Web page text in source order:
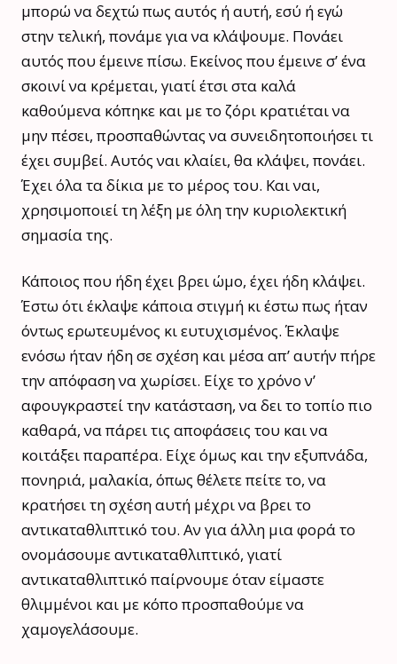
μπορώ να δεχτώ πως αυτός ή αυτή, εσύ ή εγώ
στην τελική, πονάμε για να κλάψουμε. Πονάει
αυτός που έμεινε πίσω. Εκείνος που έμεινε σ’ ένα
σκοινί να κρέμεται, γιατί έτσι στα καλά
καθούμενα κόπηκε και με το ζόρι κρατιέται να
μην πέσει, προσπαθώντας να συνειδητοποιήσει τι
έχει συμβεί. Αυτός ναι κλαίει, θα κλάψει, πονάει.
Έχει όλα τα δίκια με το μέρος του. Και ναι,
χρησιμοποιεί τη λέξη με όλη την κυριολεκτική
σημασία της.
Κάποιος που ήδη έχει βρει ώμο, έχει ήδη κλάψει.
Έστω ότι έκλαψε κάποια στιγμή κι έστω πως ήταν
όντως ερωτευμένος κι ευτυχισμένος. Έκλαψε
ενόσω ήταν ήδη σε σχέση και μέσα απ’ αυτήν πήρε
την απόφαση να χωρίσει. Είχε το χρόνο ν’
αφουγκραστεί την κατάσταση, να δει το τοπίο πιο
καθαρά, να πάρει τις αποφάσεις του και να
κοιτάξει παραπέρα. Είχε όμως και την εξυπνάδα,
πονηριά, μαλακία, όπως θέλετε πείτε το, να
κρατήσει τη σχέση αυτή μέχρι να βρει το
αντικαταθλιπτικό του. Αν για άλλη μια φορά το
ονομάσουμε αντικαταθλιπτικό, γιατί
αντικαταθλιπτικό παίρνουμε όταν είμαστε
θλιμμένοι και με κόπο προσπαθούμε να
χαμογελάσουμε.